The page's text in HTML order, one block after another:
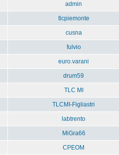
admin
tlcpiemonte
cusna
fulvio
euro.varani
drum59
TLC MI
TLCMI-Figliastri
labtrento
MiGra66
CPEOM